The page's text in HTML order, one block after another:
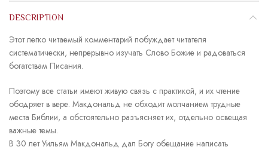
DESCRIPTION
Этот легко читаемый комментарий побуждает читателя
систематически, непрерывно изучать Слово Божие и радоваться
богатствам Писания.
Поэтому все статьи имеют живую связь с практикой, и их чтение
ободряет в вере. Макдональд не обходит молчанием трудные
места Библии, а обстоятельно разъясняет их, отдельно освещая
важные темы.
В 30 лет Уильям Макдональд дал Богу обещание написать